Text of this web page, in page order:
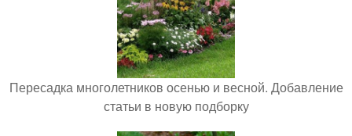
Пересадка многолетников осенью и весной. Добавление
статьи в новую подборку